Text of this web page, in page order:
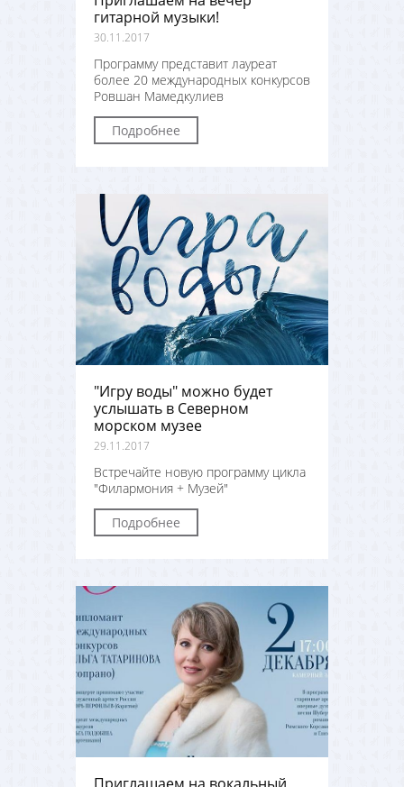
гитарной музыки!
30.11.2017
Программу представит лауреат
более 20 международных конкурсов
Ровшан Мамедкулиев
Подробнее
"Игру воды" можно будет
услышать в Северном
морском музее
29.11.2017
Встречайте новую программу цикла
"Филармония + Музей"
Подробнее